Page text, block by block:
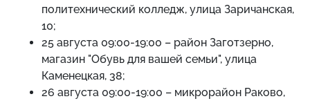
политехнический колледж, улица Заричанская,
10;
25 августа 09:00-19:00 – район Заготзерно,
магазин "Обувь для вашей семьи", улица
Каменецкая, 38;
26 августа 09:00-19:00 – микрорайон Раково,